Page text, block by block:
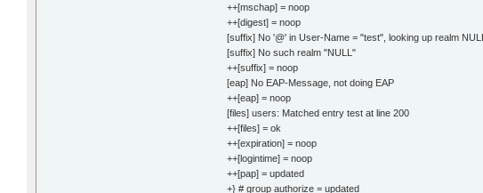
++[mschap] = noop
++[digest] = noop
[suffix] No '@' in User-Name = "test", looking up realm NULL
[suffix] No such realm "NULL"
++[suffix] = noop
[eap] No EAP-Message, not doing EAP
++[eap] = noop
[files] users: Matched entry test at line 200
++[files] = ok
++[expiration] = noop
++[logintime] = noop
++[pap] = updated
+} # group authorize = updated